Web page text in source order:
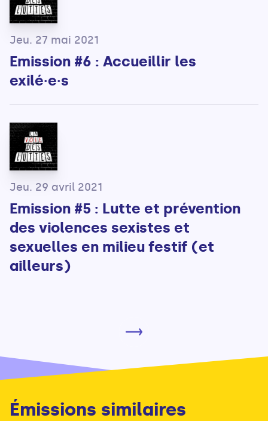
Jeu. 27 mai 2021
Emission #6 : Accueillir les
exilé·e·s
Jeu. 29 avril 2021
Emission #5 : Lutte et prévention
des violences sexistes et
sexuelles en milieu festif (et
ailleurs)
Émissions similaires